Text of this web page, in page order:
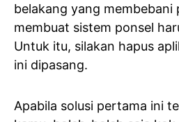
belakang yang membebani
membuat sistem ponsel
Untuk itu, silakan hapus
ini dipasang.
Apabila solusi pertama ini